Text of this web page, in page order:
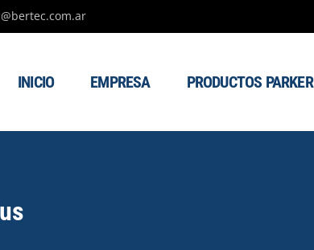
INICIO EMPRESA PRODUCTOS PARKER